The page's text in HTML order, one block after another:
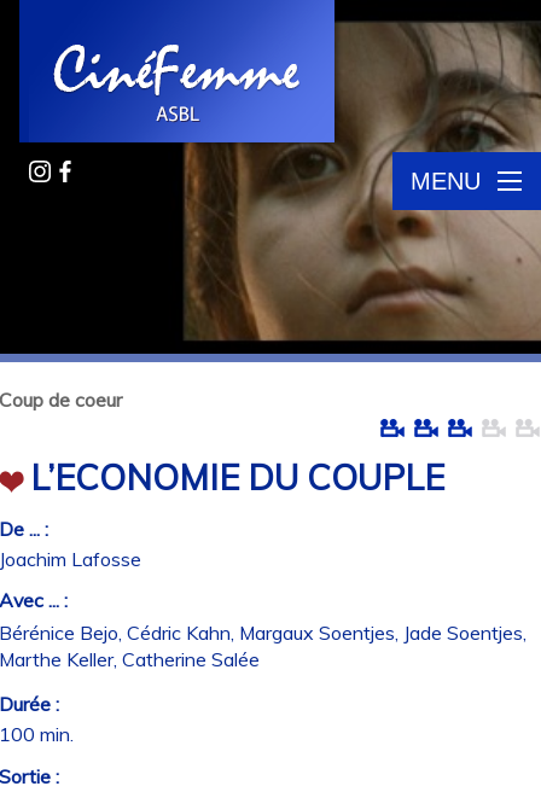
MENU
de coeur
L’ECONOMIE DU COUPLE
... :
Lafosse
... :
Bejo, Cédric Kahn, Margaux Soentjes, Jade Soentjes,
Keller, Catherine Salée
:
min.
: